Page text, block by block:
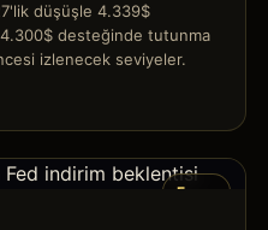
düşüşle 4.339$
desteğinde tutunma
izlenecek seviyeler.
Forex